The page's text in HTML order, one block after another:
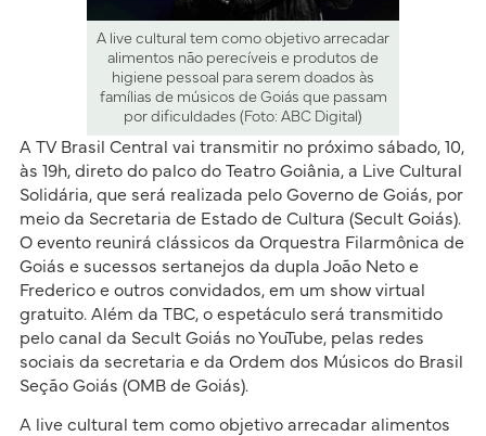
A live cultural tem como objetivo arrecadar
alimentos não perecíveis e produtos de
higiene pessoal para serem doados às
famílias de músicos de Goiás que passam
por dificuldades (Foto: ABC Digital)
A TV Brasil Central vai transmitir no próximo sábado, 10,
às 19h, direto do palco do Teatro Goiânia, a Live Cultural
Solidária, que será realizada pelo Governo de Goiás, por
meio da Secretaria de Estado de Cultura (Secult Goiás).
O evento reunirá clássicos da Orquestra Filarmônica de
Goiás e sucessos sertanejos da dupla João Neto e
Frederico e outros convidados, em um show virtual
gratuito. Além da TBC, o espetáculo será transmitido
pelo canal da Secult Goiás no YouTube, pelas redes
sociais da secretaria e da Ordem dos Músicos do Brasil
Seção Goiás (OMB de Goiás).
A live cultural tem como objetivo arrecadar alimentos